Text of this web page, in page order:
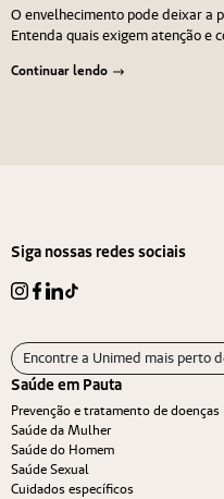
O envelhecimento pode deixar a
Entenda quais exigem atenção e
Continuar lendo
Siga nossas redes sociais
Encontre a Unimed mais perto
Saúde em Pauta
Prevenção e tratamento de doenças
Saúde da Mulher
Saúde do Homem
Saúde Sexual
Cuidados específicos